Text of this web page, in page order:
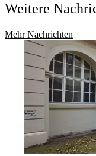
Weitere
Mehr Nachrichten